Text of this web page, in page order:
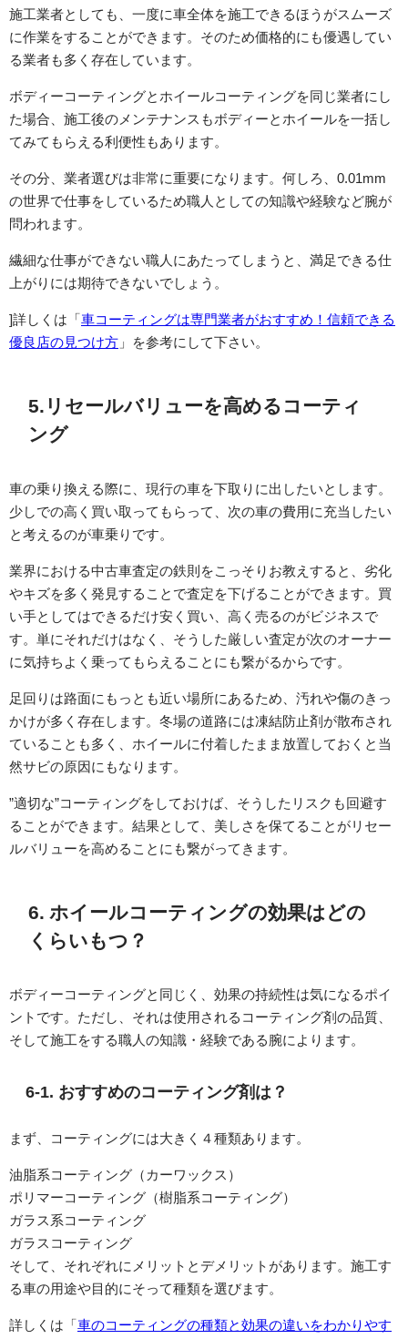
施工業者としても、一度に車全体を施工できるほうがスムーズ
に作業をすることができます。そのため価格的にも優遇してい
る業者も多く存在しています。
ボディーコーティングとホイールコーティングを同じ業者にし
た場合、施工後のメンテナンスもボディーとホイールを一括し
てみてもらえる利便性もあります。
その分、業者選びは非常に重要になります。何しろ、0.01mm
の世界で仕事をしているため職人としての知識や経験など腕が
問われます。
繊細な仕事ができない職人にあたってしまうと、満足できる仕
上がりには期待できないでしょう。
]詳しくは「 車コーティングは専門業者がおすすめ！信頼できる
優良店の見つけ方 」を参考にして下さい。
5.リセールバリューを高めるコーティ
ング
車の乗り換える際に、現行の車を下取りに出したいとします。
少しでの高く買い取ってもらって、次の車の費用に充当したい
と考えるのが車乗りです。
業界における中古車査定の鉄則をこっそりお教えすると、劣化
やキズを多く発見することで査定を下げることができます。買
い手としてはできるだけ安く買い、高く売るのがビジネスで
す。単にそれだけはなく、そうした厳しい査定が次のオーナー
に気持ちよく乗ってもらえることにも繋がるからです。
足回りは路面にもっとも近い場所にあるため、汚れや傷のきっ
かけが多く存在します。冬場の道路には凍結防止剤が散布され
ていることも多く、ホイールに付着したまま放置しておくと当
然サビの原因にもなります。
”適切な”コーティングをしておけば、そうしたリスクも回避す
ることができます。結果として、美しさを保てることがリセー
ルバリューを高めることにも繋がってきます。
6. ホイールコーティングの効果はどの
くらいもつ？
ボディーコーティングと同じく、効果の持続性は気になるポイ
ントです。ただし、それは使用されるコーティング剤の品質、
そして施工をする職人の知識・経験である腕によります。
6-1. おすすめのコーティング剤は？
まず、コーティングには大きく４種類あります。
油脂系コーティング（カーワックス）
ポリマーコーティング（樹脂系コーティング）
ガラス系コーティング
ガラスコーティング
そして、それぞれにメリットとデメリットがあります。施工す
る車の用途や目的にそって種類を選びます。
詳しくは「 車のコーティングの種類と効果の違いをわかりやす